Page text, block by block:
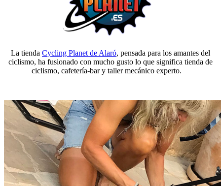
La tienda Cycling Planet de Alaró, pensada para los amantes del
ciclismo, ha fusionado con mucho gusto lo que significa tienda de
ciclismo, cafetería-bar y taller mecánico experto.